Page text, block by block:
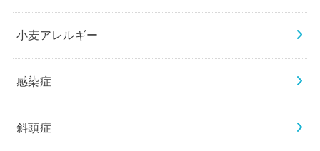
小麦アレルギー
感染症
斜頭症